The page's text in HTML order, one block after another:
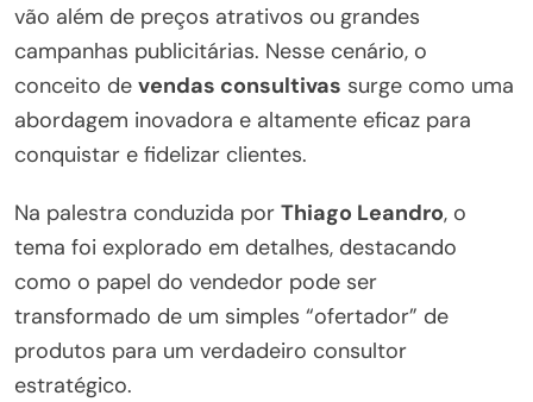
vão além de preços atrativos ou grandes
campanhas publicitárias. Nesse cenário, o
conceito de vendas consultivas surge como uma
abordagem inovadora e altamente eficaz para
conquistar e fidelizar clientes.
Na palestra conduzida por Thiago Leandro, o
tema foi explorado em detalhes, destacando
como o papel do vendedor pode ser
transformado de um simples “ofertador” de
produtos para um verdadeiro consultor
estratégico.